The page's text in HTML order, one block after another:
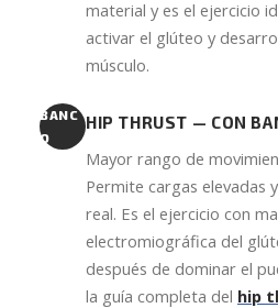
material y es el ejercicio
activar el glúteo y
músculo.
BANC
O
HIP THRUST — CON
Mayor rango de
Permite cargas elevadas
real. Es el ejercicio con
electromiográfica del
después de dominar el
la guía completa del hip